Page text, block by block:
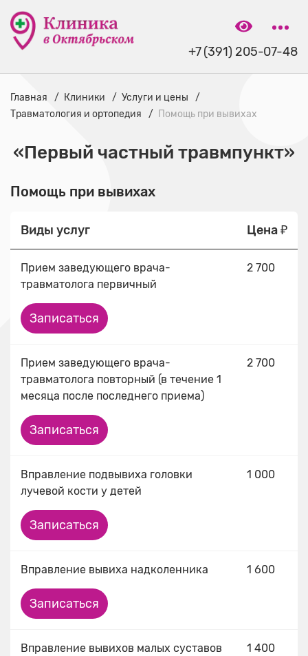
+7 (391) 205-07-48
Главная Клиники
Услуги и цены
Травматология и ортопедия
Помощь при вывихах
«Первый частный травмпункт»
Помощь при вывихах
Виды услуг Цена ₽
Прием заведующего врача-
травматолога первичный
2 700
Записаться
Прием заведующего врача-
травматолога повторный (в течение 1
месяца после последнего приема)
2 700
Записаться
Вправление подвывиха головки
лучевой кости у детей
1 000
Записаться
Вправление вывиха надколенника 1 600
Записаться
Вправление вывихов малых суставов
1 400